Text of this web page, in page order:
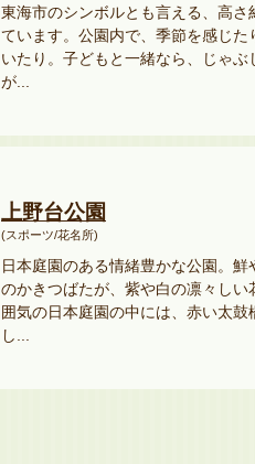
東海市のシンボルとも言える、高さ
ています。公園内で、季節を感じ
いたり。子どもと一緒なら、じゃ
が...
上野台公園
(スポーツ/花名所)
日本庭園のある情緒豊かな公園。
のかきつばたが、紫や白の凛々し
囲気の日本庭園の中には、赤い太鼓
し...